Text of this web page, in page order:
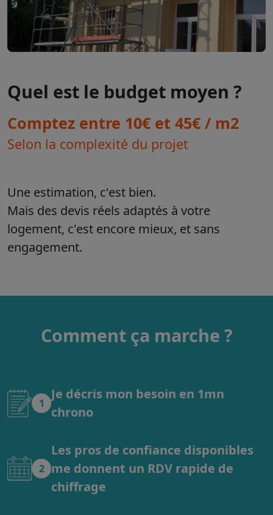
Quel est le budget moyen ?
Comptez entre 10€ et 45€ / m2
Selon la complexité du projet
Une estimation, c'est bien.
Mais des devis réels adaptés à votre
logement, c'est encore mieux, et sans
engagement.
Comment ça marche ?
1
Je décris mon besoin en 1mn
chrono
2
Les pros de confiance disponibles
me donnent un RDV rapide de
chiffrage